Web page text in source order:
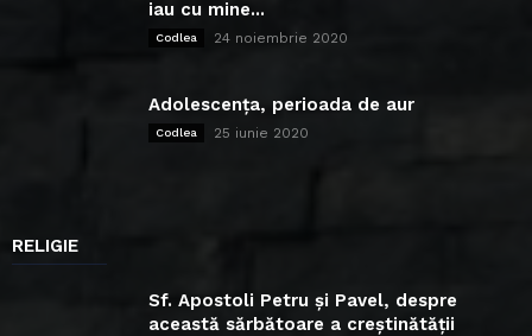
iau cu mine...
Codlea 24 noiembrie 2020
Adolescența, perioada de aur
Codlea 25 iunie 2020
RELIGIE
Sf. Apostoli Petru și Pavel, despre
această sărbătoare a creștinătății